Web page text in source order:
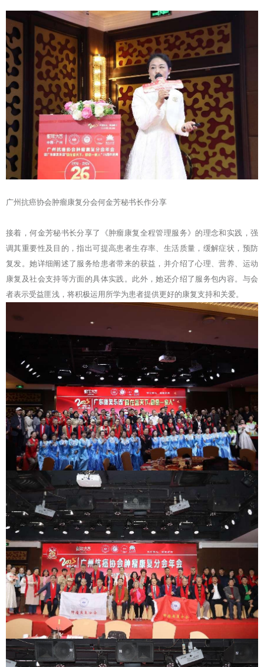
广州抗癌协会肿瘤康复分会何金芳秘书长作分享
接着，何金芳秘书长分享了《肿瘤康复全程管理服务》的理念和实践，强
调其重要性及目的，指出可提高患者生存率、生活质量，缓解症状，预防
复发。她详细阐述了服务给患者带来的获益，并介绍了心理、营养、运动
康复及社会支持等方面的具体实践。此外，她还介绍了服务包内容。与会
者表示受益匪浅，将积极运用所学为患者提供更好的康复支持和关爱。